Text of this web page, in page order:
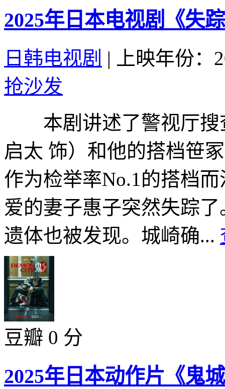
2025年日本电视剧《失
日韩电视剧 |
上映年份：
抢沙发
本剧讲述了警视厅搜
启太 饰）和他的搭档笹
作为检举率No.1的搭档
爱的妻子惠子突然失踪
遗体也被发现。城崎确...
豆瓣 0 分
2025年日本动作片《鬼